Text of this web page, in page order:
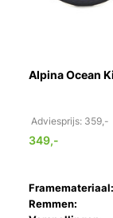
Alpina Ocean
Adviesprijs: 359,-
349,-
Framemateriaal:
Remmen: